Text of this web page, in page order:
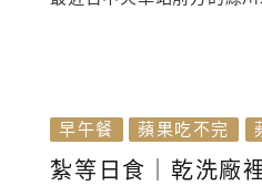
早午餐 蘋果吃不完
紮等日食｜乾洗廠